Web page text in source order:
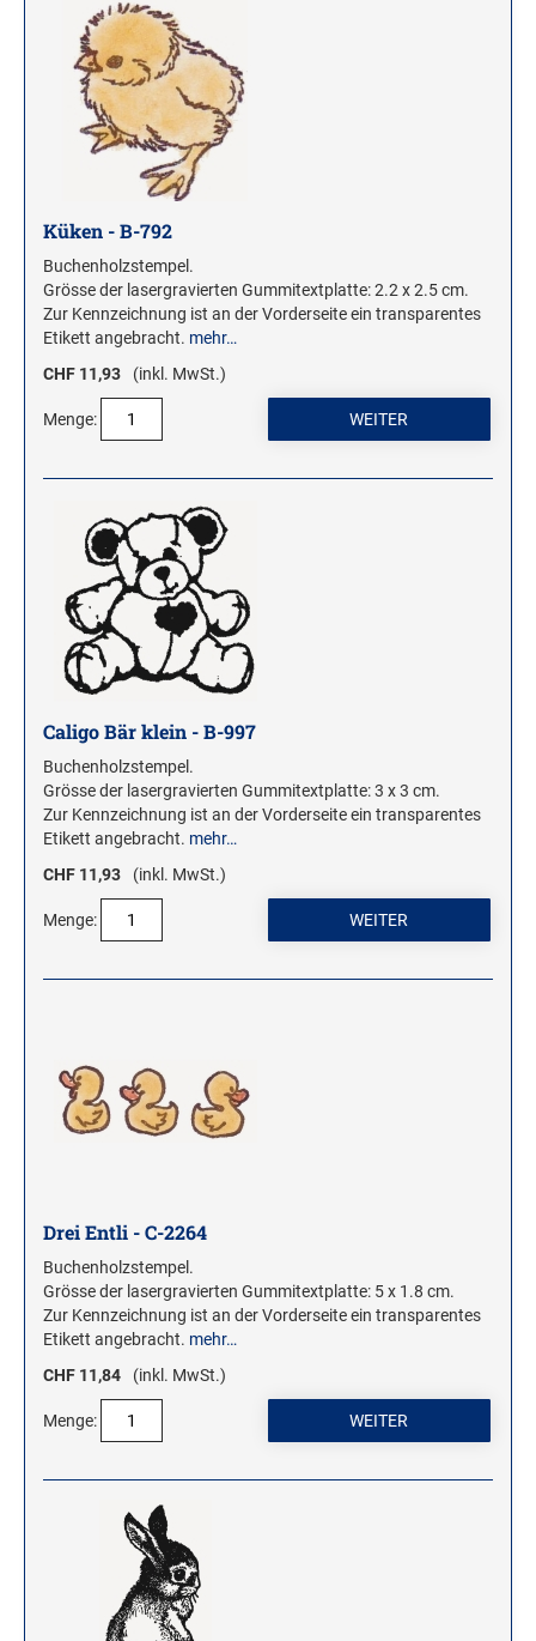
ROLLSTEMPEL
TRODAT VINTAGE STEMPEL
MOTIVSTEMPEL
Weihnachtsstempel
Geburt Motivstempel
Geburtstag Motivstempel
LL-Set Motivstempel
Schnecken Motivstempel
Stampendous Motivstempel
Textstempel Motivstempel
Tiere Motivstempel
Trauer Motivstempel
KREATIVBEREICH
Clearsnap
Tsukineko
STEMPLINO STEMPEL
Ministempel
Ministempel Kleine Mixe
Ministempel Komplettset
VINTAGE STEMPEL
WOODIES STEMPEL
MINI WOODIES
WOODIES FARBWELT
Küken - B-792
Buchenholzstempel.
Grösse der lasergravierten Gummitextplatte: 2.2 x 2.5 cm.
Zur Kennzeichnung ist an der Vorderseite ein transparentes
Etikett angebracht. mehr…
CHF 11,93
(inkl. MwSt.)
Menge:
Caligo Bär klein - B-997
Buchenholzstempel.
Grösse der lasergravierten Gummitextplatte: 3 x 3 cm.
Zur Kennzeichnung ist an der Vorderseite ein transparentes
Etikett angebracht. mehr…
CHF 11,93
(inkl. MwSt.)
Menge:
Drei Entli - C-2264
Buchenholzstempel.
Grösse der lasergravierten Gummitextplatte: 5 x 1.8 cm.
Zur Kennzeichnung ist an der Vorderseite ein transparentes
Etikett angebracht. mehr…
CHF 11,84
(inkl. MwSt.)
Menge: